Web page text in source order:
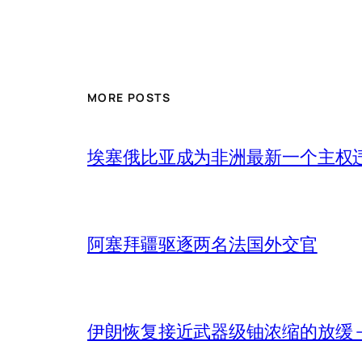
MORE POSTS
埃塞俄比亚成为非洲最新一个主权
阿塞拜疆驱逐两名法国外交官
伊朗恢复接近武器级铀浓缩的放缓